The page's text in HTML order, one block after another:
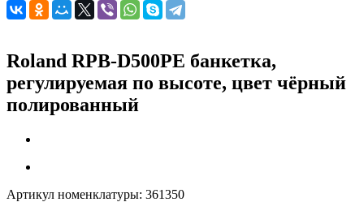
Roland RPB-D500PE банкетка,
регулируемая по высоте, цвет чёрный
полированный
Артикул номенклатуры: 361350